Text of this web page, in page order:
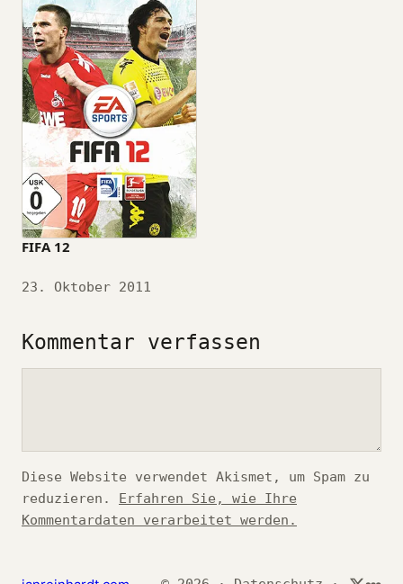
FIFA 12
Datum
23. Oktober 2011
Kommentar verfassen
*
Diese Website verwendet Akismet, um Spam zu
reduzieren. Erfahren Sie, wie Ihre
Kommentardaten verarbeitet werden.